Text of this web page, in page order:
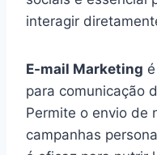
interagir
E-mail Marketing
para comunicação
Permite o envio de
campanhas